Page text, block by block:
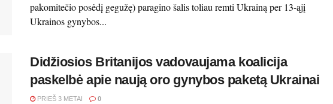
pakomitečio posėdį gegužę) paragino šalis toliau remti Ukrainą per 13-ąjį
Ukrainos gynybos...
Didžiosios Britanijos vadovaujama koalicija
paskelbė apie naują oro gynybos paketą Ukrainai
PRIEŠ 3 METAI 0